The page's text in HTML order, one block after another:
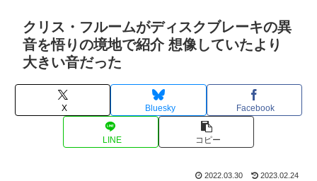
クリス・フルームがディスクブレーキの異
音を悟りの境地で紹介 想像していたより
大きい音だった
X Bluesky Facebook
LINE コピー
2022.03.30 2023.02.24